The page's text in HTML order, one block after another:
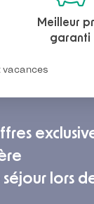
Meilleur
garanti
vacances
lors